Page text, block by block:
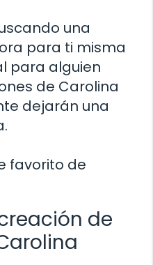
una
para ti misma
para alguien
de Carolina
dejarán una
favorito de
de